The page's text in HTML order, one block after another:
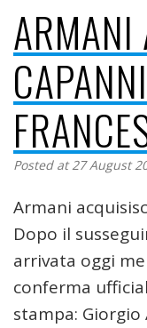
ARMANI
Posted at 27 August
Armani
Dopo il
arrivata oggi
conferma
stampa: